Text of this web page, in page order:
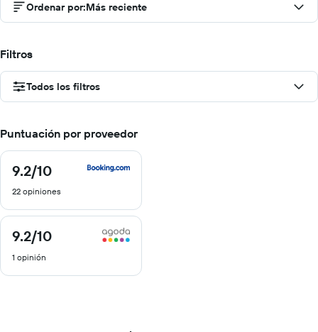
Ordenar por:Más reciente
Filtros
Todos los filtros
Puntuación por proveedor
9.2/10
9.2
10
22 opiniones
9.2/10
9.2
10
1 opinión